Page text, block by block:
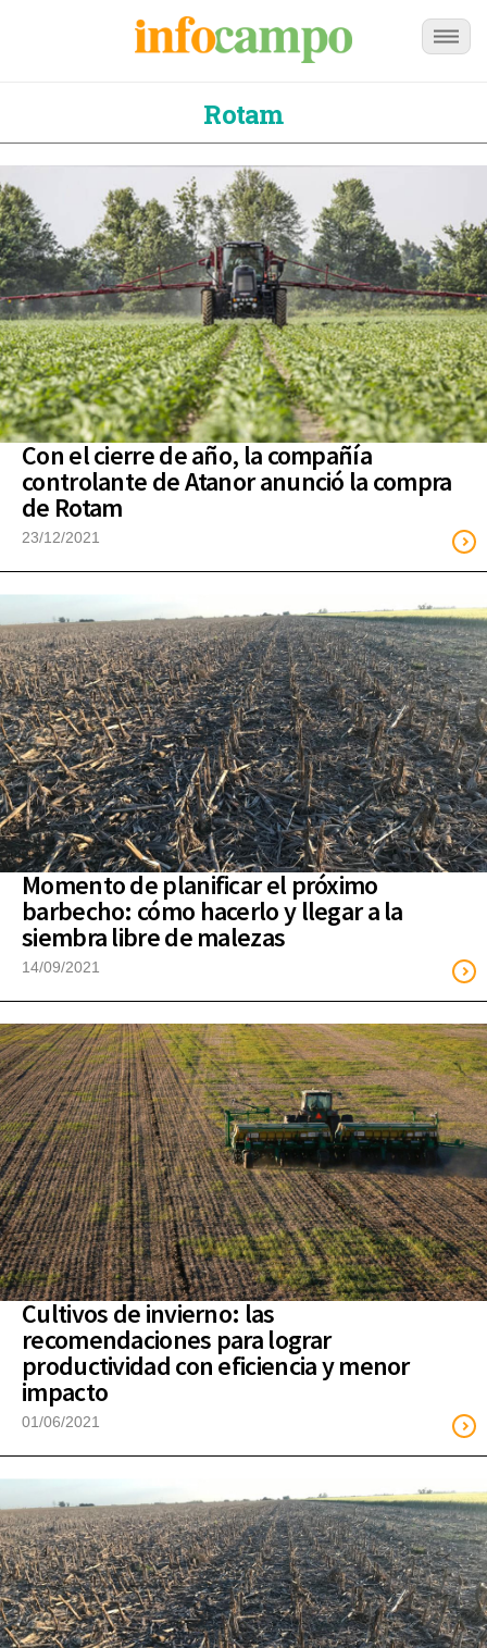
Rotam
Con el cierre de año, la compañía
controlante de Atanor anunció la compra
de Rotam
23/12/2021
Momento de planificar el próximo
barbecho: cómo hacerlo y llegar a la
siembra libre de malezas
14/09/2021
Cultivos de invierno: las
recomendaciones para lograr
productividad con eficiencia y menor
impacto
01/06/2021